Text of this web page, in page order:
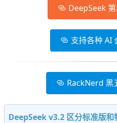
DeepSeek
支持各种 AI
RackNerd 黑
DeepSeek v3.2 区分标准版和